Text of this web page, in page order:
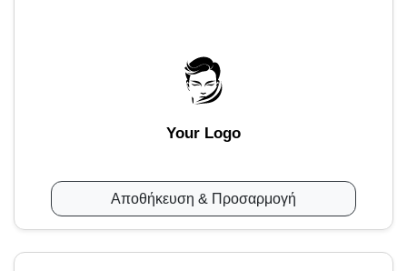
Your Logo
Αποθήκευση & Προσαρμογή